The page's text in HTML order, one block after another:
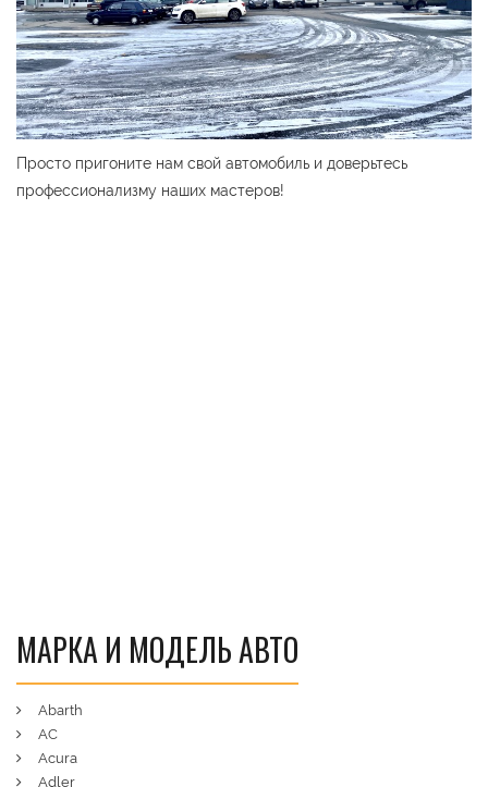
Просто пригоните нам свой автомобиль и доверьтесь
профессионализму наших мастеров!
МАРКА И МОДЕЛЬ АВТО
Abarth
AC
Acura
Adler